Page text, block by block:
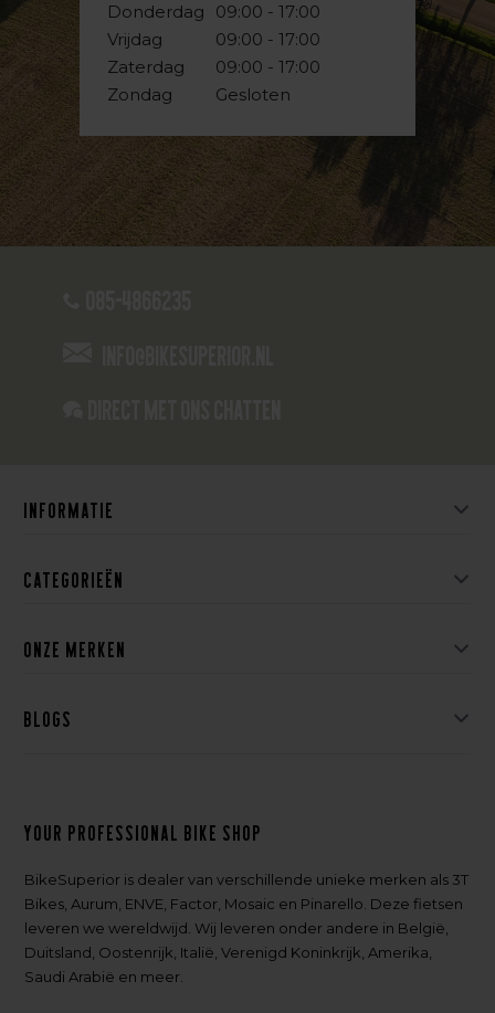
Donderdag
Vrijdag
Zaterdag
Zondag
09:00 - 17:00
09:00 - 17:00
09:00 - 17:00
Gesloten
Informatie
Categorieën
Onze merken
Blogs
Your professional bike shop
BikeSuperior is dealer van verschillende unieke merken als 3T
Bikes, Aurum, ENVE, Factor, Mosaic en Pinarello. Deze fietsen
leveren we wereldwijd. Wij leveren onder andere in België,
Duitsland, Oostenrijk, Italië, Verenigd Koninkrijk, Amerika,
Saudi Arabië en meer.